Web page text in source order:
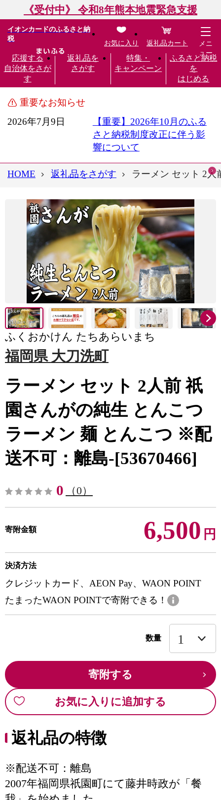
《受付中》 令和8年熊本地震緊急支援
イオンカードのふるさと納
税
応援する
自治体をさが
す
返礼品を
さがす
特集・
キャンペーン
ふるさと納税
を
はじめる
お気に入り 返礼品カート
メニ
ュー
重要なお知らせ
2026年7月9日
【重要】2026年10月のふる
さと納税制度改正に伴う影
響について
HOME 返礼品をさがす ラーメン セット 2
ふくおかけん たちあらいまち
福岡県 大刀洗町
ラーメン セット 2人前 祇
園さんがの純生 とんこつ
ラーメン 麺 とんこつ ※配
送不可：離島-[53670466]
0 （0）
寄附金額 6,500 円
決済方法
クレジットカード、AEON Pay、WAON POINT
たまったWAON POINTで寄附できる！
数量
寄附する
お気に入りに追加する
返礼品の特徴
※配送不可：離島
2007年福岡県祇園町にて藤井時政が「餐